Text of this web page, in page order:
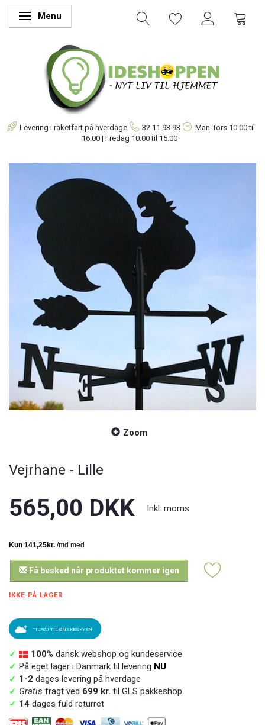
Skifte navigation
Menu
Levering i raketfart på hverdage 32 11 93 93 Man-Tors 10.00 til
16.00 | Fredag 10.00 til 15.00
Zoom
Vejrhane - Lille
565,00 DKK Inkl. moms
Få besked når produktet kommer igen
IKKE PÅ LAGER
TILFØJ TIL ØNSKESKYEN
✓ 100% dansk webshop og kundeservice
✓ På eget lager i Danmark til levering NU
✓ 1-2 dages levering på hverdage
✓ Gratis fragt ved 699 kr. til GLS pakkeshop
✓ 14 dages fuld returret